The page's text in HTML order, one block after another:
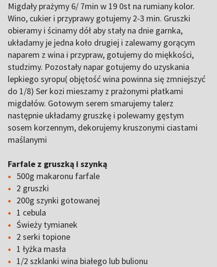
Migdały prażymy 6/ 7min w 19 0st na rumiany kolor.
Wino, cukier i przyprawy gotujemy 2-3 min. Gruszki
obieramy i ścinamy dół aby stały na dnie garnka,
układamy je jedna koło drugiej i zalewamy gorącym
naparem z wina i przypraw, gotujemy do miękkości,
studzimy. Pozostały napar gotujemy do uzyskania
lepkiego syropu( objętość wina powinna się zmniejszyć
do 1/8) Ser kozi mieszamy z prażonymi płatkami
migdałów. Gotowym serem smarujemy talerz
następnie układamy gruszkę i polewamy gęstym
sosem korzennym, dekorujemy kruszonymi ciastami
maślanymi
Farfale z gruszką i szynką
500g makaronu farfale
2 gruszki
200g szynki gotowanej
1 cebula
Świeży tymianek
2 serki topione
1 łyżka masła
1/2 szklanki wina białego lub bulionu